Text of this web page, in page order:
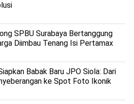
SPBU Surabaya Bertanggung
Diimbau Tenang Isi Pertamax
Babak Baru JPO Siola: Dari
ke Spot Foto Ikonik